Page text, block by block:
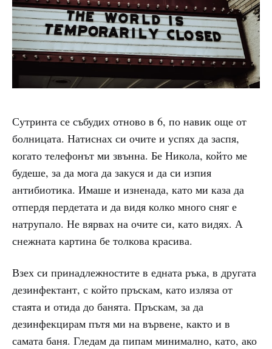
Сутринта се събудих отново в 6, по навик още от
болницата. Натиснах си очите и успях да заспя,
когато телефонът ми звънна. Бе Никола, който ме
будеше, за да мога да закуся и да си изпия
антибиотика. Имаше и изненада, като ми каза да
отпердя пердетата и да видя колко много сняг е
натрупало. Не вярвах на очите си, като видях. А
снежната картина бе толкова красива.
Взех си принадлежностите в едната ръка, в другата
дезинфектант, с който пръскам, като изляза от
стаята и отида до банята. Пръскам, за да
дезинфекцирам пътя ми на вървене, както и в
самата баня. Гледам да пипам минимално, като, ако